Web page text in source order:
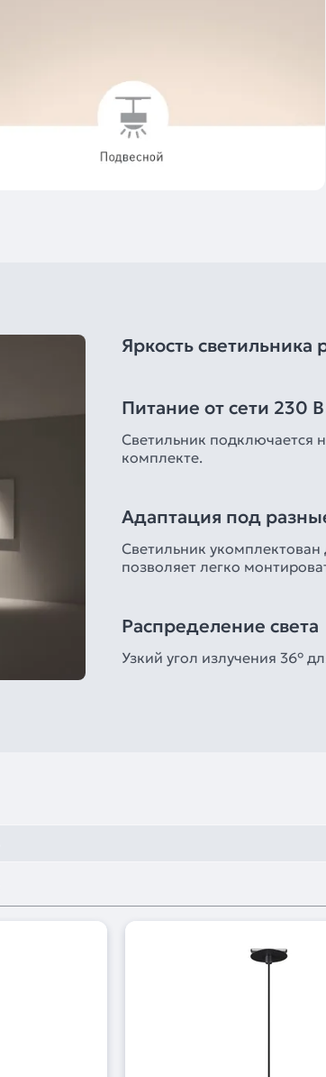
Яркость светильника
Питание от сети 230 В
Светильник подключается
комплекте.
Адаптация под
Светильник
позволяет легко
Распределение света
Узкий угол излучения 36°